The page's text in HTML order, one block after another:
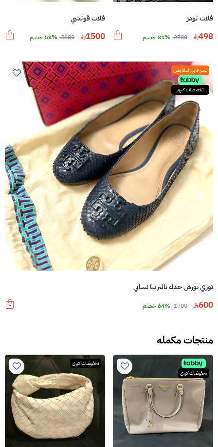
فلات تودز
498
2700 81% خصم
فلات قوتشي
1500
3600 58% خصم
سعر قابل للتفاوض
تخفيضات كبرى
توري بورش حذاء باليرينا نسائي
600
1700 64% خصم
منتجات مكمله
تخفيضات كبرى
تخفيضات كبرى